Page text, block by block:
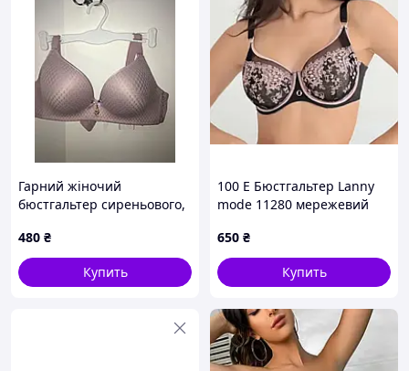
Гарний жіночий
бюстгальтер сиреньового,
480 ₴
Купить
100 Е Бюстгальтер Lanny
mode 11280 мережевий
650 ₴
Купить